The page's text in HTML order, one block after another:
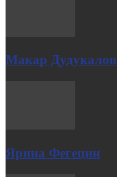
Макар Дудукалов
Ярина Фегецин